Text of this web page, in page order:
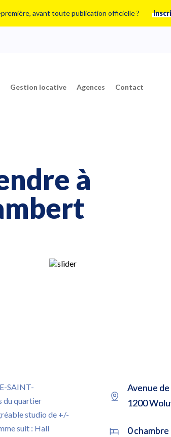
avant toute publication officielle ?
Gestion locative Agences Contact
à
SAINT-
du quartier
studio de +/-
suit : Hall
Avenue
1200
0 chambre